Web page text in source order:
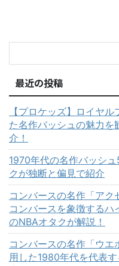
最近の投稿
【プロケッズ】ロイヤ
た名作バッシュの魅力を
介！
1970年代の名作バッシ
クが独断と偏見で紹介
コンバースの名作「ア
コンバースを象徴するハ
のNBAオタクが解説！
コンバースの名作「ウ
用した1980年代を代表